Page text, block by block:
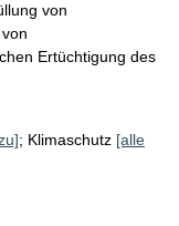
von
Ertüchtigung des
; Klimaschutz [alle